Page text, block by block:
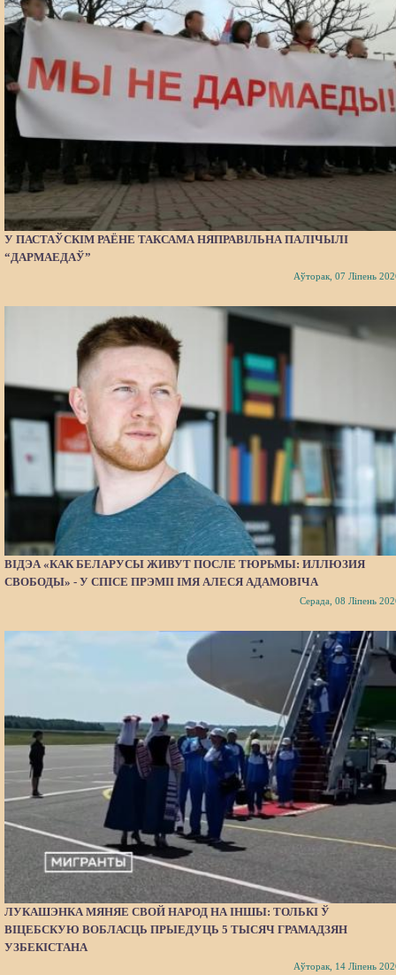
У ПАСТАЎСКІМ РАЁНЕ ТАКСАМА НЯПРАВІЛЬНА ПАЛІЧЫЛІ
“ДАРМАЕДАЎ”
Аўторак, 07 Ліпень
ВІДЭА «КАК БЕЛАРУСЫ ЖИВУТ ПОСЛЕ ТЮРЬМЫ: ИЛЛЮЗИЯ
СВОБОДЫ» - У СПІСЕ ПРЭМІІ ІМЯ АЛЕСЯ АДАМОВІЧА
Серада, 08 Ліпень
ЛУКАШЭНКА МЯНЯЕ СВОЙ НАРОД НА ІНШЫ: ТОЛЬКІ Ў
ВІЦЕБСКУЮ ВОБЛАСЦЬ ПРЫЕДУЦЬ 5 ТЫСЯЧ ГРАМАДЗЯН
УЗБЕКІСТАНА
Аўторак, 14 Ліпень